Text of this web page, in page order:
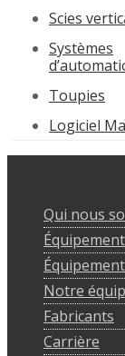
Scies
Systèmes
Toupies
Logiciel
Qui nous
Notre
Fabricants
Carrière